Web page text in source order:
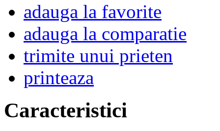
adauga la favorite
adauga la comparatie
trimite unui prieten
printeaza
Caracteristici